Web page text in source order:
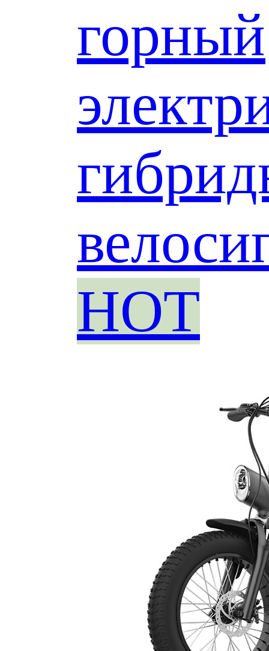
горный
HOT